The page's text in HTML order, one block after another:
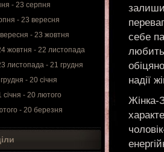
- 23 серпня
- 23 вересня
- 23 жовтня
жовтня - 22 листопада
листопада - 21 грудня
- 20 січня
січня - 20 лютого
- 20 березня
себе
любить
надії
Жінка-